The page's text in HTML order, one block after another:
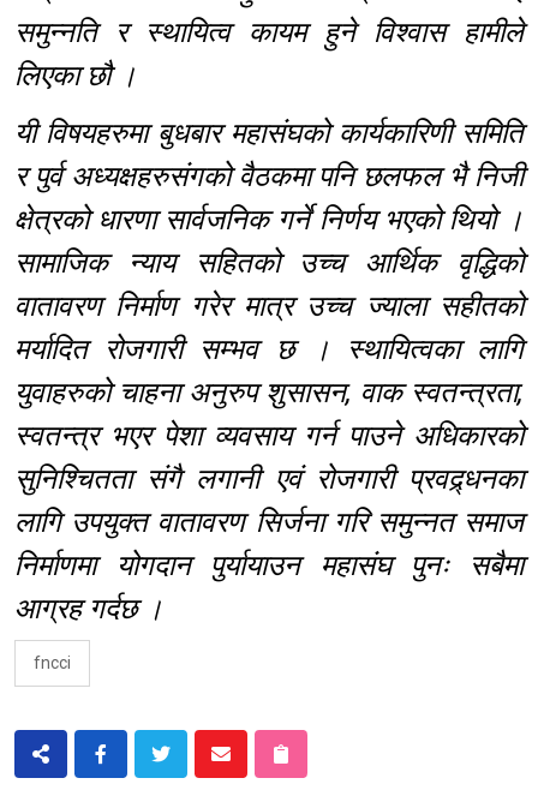
समुन्नति र स्थायित्व कायम हुने विश्वास हामीले
लिएका छौ ।
यी विषयहरुमा बुधबार महासंघको कार्यकारिणी समिति
र पुर्व अध्यक्षहरुसंगको वैठकमा पनि छलफल भै निजी
क्षेत्रको धारणा सार्वजनिक गर्ने निर्णय भएको थियो ।
सामाजिक न्याय सहितको उच्च आर्थिक वृद्धिको
वातावरण निर्माण गरेर मात्र उच्च ज्याला सहीतको
मर्यादित रोजगारी सम्भव छ । स्थायित्वका लागि
युवाहरुको चाहना अनुरुप शुसासन, वाक स्वतन्त्रता,
स्वतन्त्र भएर पेशा व्यवसाय गर्न पाउने अधिकारको
सुनिश्चितता संगै लगानी एवं रोजगारी प्रवद्र्धनका
लागि उपयुक्त वातावरण सिर्जना गरि समुन्नत समाज
निर्माणमा योगदान पुर्यायाउन महासंघ पुनः सबैमा
आग्रह गर्दछ ।
fncci